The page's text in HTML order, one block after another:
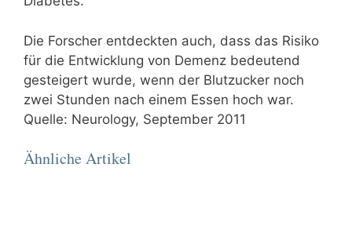
Die Forscher entdeckten auch, dass das Risiko
für die Entwicklung von Demenz bedeutend
gesteigert wurde, wenn der Blutzucker noch
zwei Stunden nach einem Essen hoch war.
Quelle: Neurology, September 2011
Ähnliche Artikel